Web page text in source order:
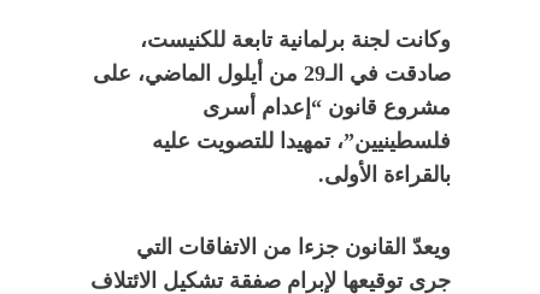
وكانت لجنة برلمانية تابعة للكنيست،
صادقت في الـ29 من أيلول الماضي، على
مشروع قانون “إعدام أسرى
فلسطينيين”، تمهيدا للتصويت عليه
بالقراءة الأولى.
ويعدّ القانون جزءا من الاتفاقات التي
جرى توقيعها لإبرام صفقة تشكيل الائتلاف